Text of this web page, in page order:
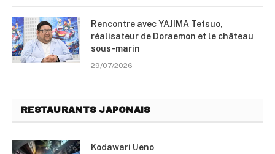
Rencontre avec YAJIMA Tetsuo,
réalisateur de Doraemon et le château
sous-marin
29/07/2026
RESTAURANTS JAPONAIS
Kodawari Ueno